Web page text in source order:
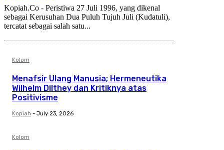
Kopiah.Co - Peristiwa 27 Juli 1996, yang dikenal
sebagai Kerusuhan Dua Puluh Tujuh Juli (Kudatuli),
tercatat sebagai salah satu...
Kolom
Menafsir Ulang Manusia; Hermeneutika
Wilhelm Dilthey dan Kritiknya atas
Positivisme
Kopiah - July 23, 2026
Kolom